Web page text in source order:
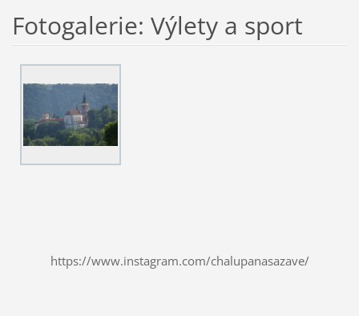
Fotogalerie: Výlety a sport
https://www.instagram.com/chalupanasazave/